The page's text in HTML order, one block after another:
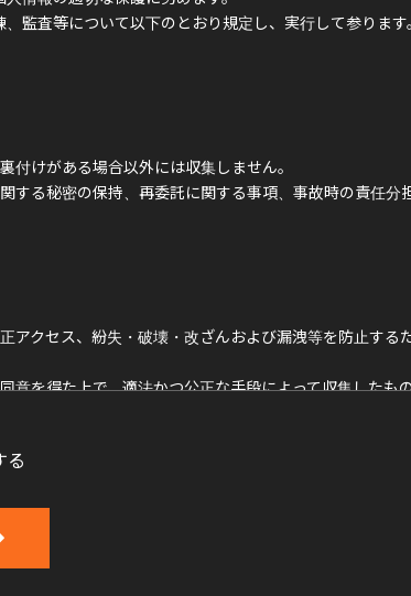
監査等について以下のとおり規定し、実行して参ります
けがある場合以外には収集しません。
する秘密の保持、再委託に関する事項、事故時の責任分
アクセス、紛失・破壊・改ざんおよび漏洩等を防止する
を得た上で、適法かつ公正な手段によって収集したも
ます。
る